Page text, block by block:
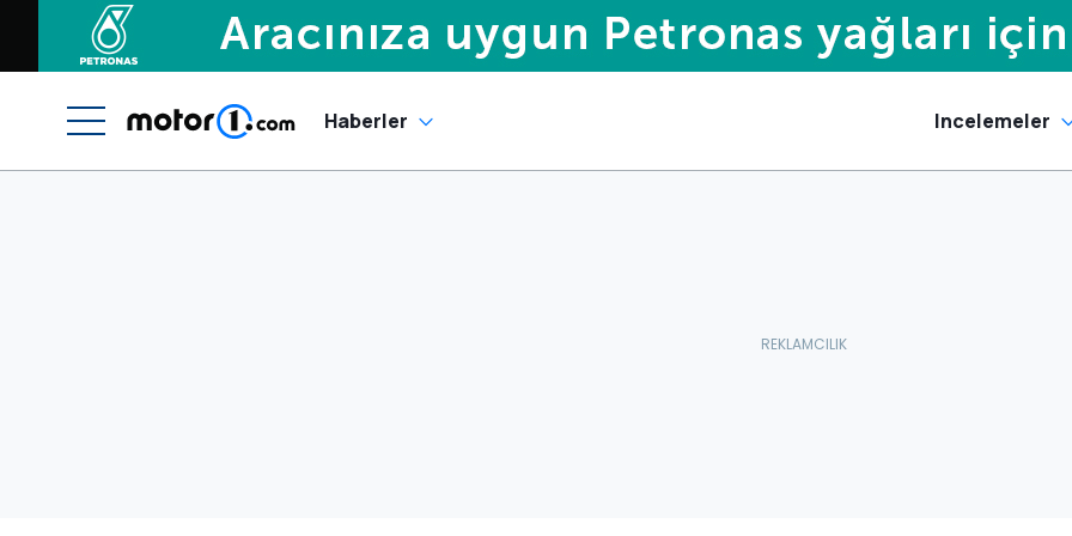
Haberler Incelemeler